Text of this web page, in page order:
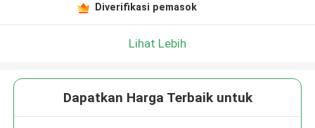
Diverifikasi pemasok
Lihat Lebih
Dapatkan Harga Terbaik untuk